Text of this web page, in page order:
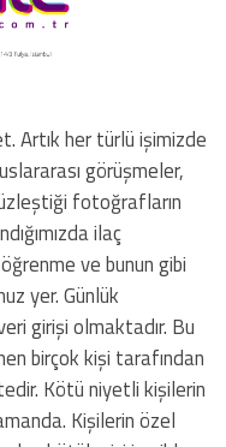
Artık her türlü işimizde
görüşmeler,
fotoğrafların
ilaç
ve bunun gibi
yer. Günlük
girişi olmaktadır. Bu
birçok kişi tarafından
Kötü niyetli kişilerin
Kişilerin özel